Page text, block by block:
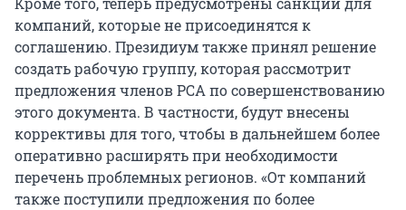
компаний, которые не присоединятся к
соглашению. Президиум также принял решение
создать рабочую группу, которая рассмотрит
предложения членов РСА по совершенствованию
этого документа. В частности, будут внесены
коррективы для того, чтобы в дальнейшем более
оперативно расширять при необходимости
перечень проблемных регионов. «От компаний
также поступили предложения по более